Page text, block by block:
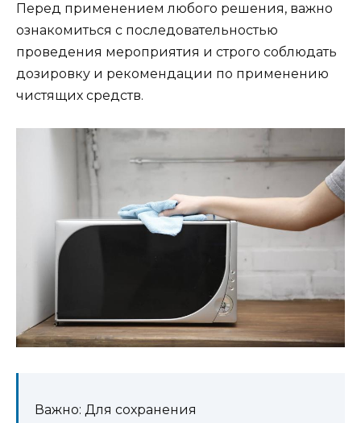
Перед применением любого решения, важно
ознакомиться с последовательностью
проведения мероприятия и строго соблюдать
дозировку и рекомендации по применению
чистящих средств.
Важно: Для сохранения